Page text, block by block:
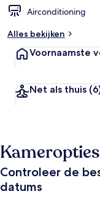
Airconditioning
Alles bekijken
Voornaamste
Net als thuis
Kameropties
Controleer de
datums